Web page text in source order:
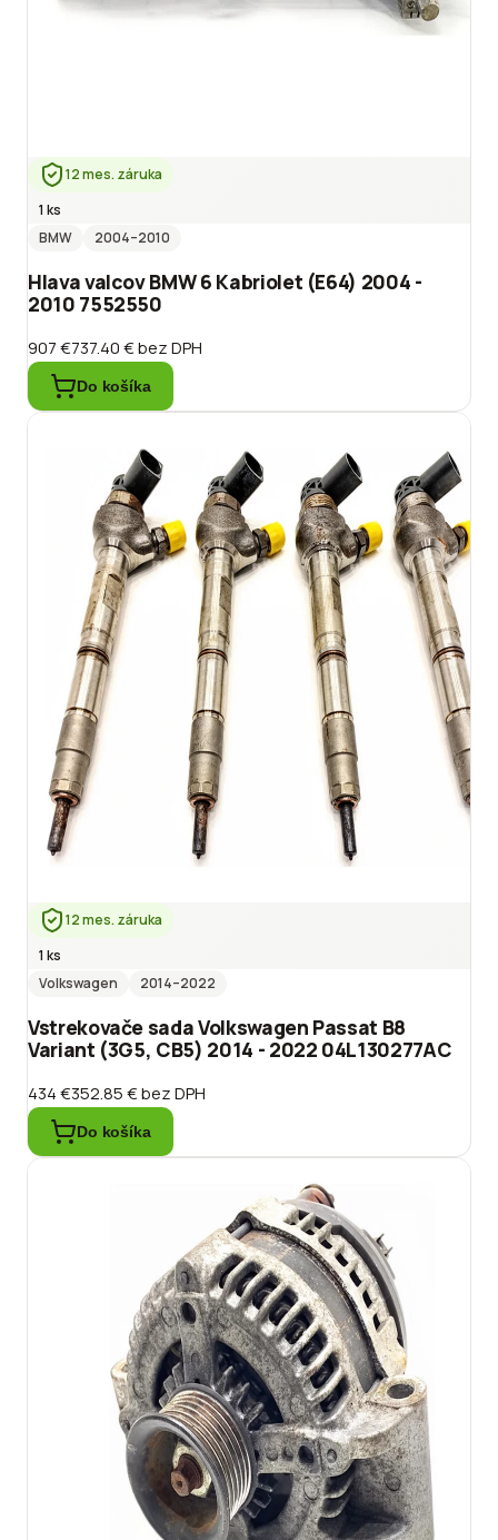
12 mes. záruka
1 ks
BMW
2004–2010
Hlava valcov BMW 6 Kabriolet (E64) 2004 -
2010 7552550
907 €737.40 €bez DPH
Do košíka
12 mes. záruka
1 ks
Volkswagen
2014–2022
Vstrekovače sada Volkswagen Passat B8
Variant (3G5, CB5) 2014 - 2022 04L130277AC
434 €352.85 €bez DPH
Do košíka